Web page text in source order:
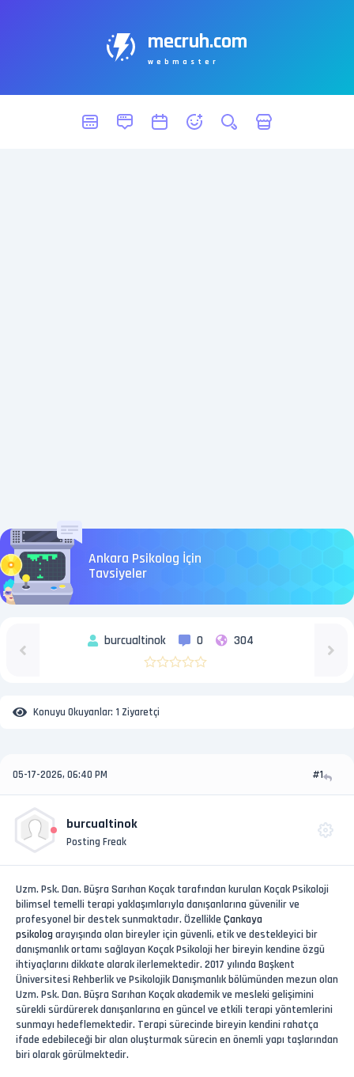
mecruh.com
webmaster
Ankara Psikolog İçin
Tavsiyeler
burcualtinok 0 304
Konuyu Okuyanlar: 1 Ziyaretçi
05-17-2026, 06:40 PM #1
burcualtinok
Posting Freak
Uzm. Psk. Dan. Büşra Sarıhan Koçak tarafından kurulan Koçak Psikoloji
bilimsel temelli terapi yaklaşımlarıyla danışanlarına güvenilir ve
profesyonel bir destek sunmaktadır. Özellikle Çankaya
psikolog arayışında olan bireyler için güvenli, etik ve destekleyici bir
danışmanlık ortamı sağlayan Koçak Psikoloji her bireyin kendine özgü
ihtiyaçlarını dikkate alarak ilerlemektedir. 2017 yılında Başkent
Üniversitesi Rehberlik ve Psikolojik Danışmanlık bölümünden mezun olan
Uzm. Psk. Dan. Büşra Sarıhan Koçak akademik ve mesleki gelişimini
sürekli sürdürerek danışanlarına en güncel ve etkili terapi yöntemlerini
sunmayı hedeflemektedir. Terapi sürecinde bireyin kendini rahatça
ifade edebileceği bir alan oluşturmak sürecin en önemli yapı taşlarından
biri olarak görülmektedir.